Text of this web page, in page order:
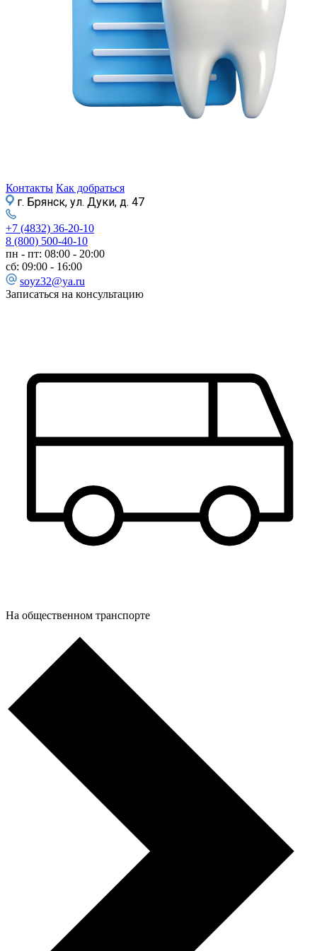
Контакты Как добраться
г. Брянск, ул. Дуки, д. 47
+7 (4832) 36-20-10
8 (800) 500-40-10
пн - пт: 08:00 - 20:00
сб: 09:00 - 16:00
soyz32@ya.ru
Записаться на консультацию
На общественном транспорте